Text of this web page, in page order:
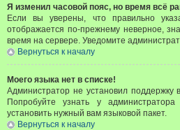
Я изменил часовой пояс, но время всё
Если вы уверены, что правильно
отображается по-прежнему неверное,
время на сервере. Уведомите
Вернуться к началу
Моего языка нет в списке!
Администратор не установил
Попробуйте узнать у
установить нужный вам языковой пакет.
Вернуться к началу